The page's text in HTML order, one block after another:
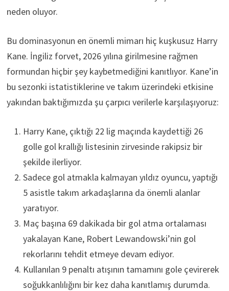
neden oluyor.
Bu dominasyonun en önemli mimarı hiç kuşkusuz Harry
Kane. İngiliz forvet, 2026 yılına girilmesine rağmen
formundan hiçbir şey kaybetmediğini kanıtlıyor. Kane’in
bu sezonki istatistiklerine ve takım üzerindeki etkisine
yakından baktığımızda şu çarpıcı verilerle karşılaşıyoruz:
Harry Kane, çıktığı 22 lig maçında kaydettiği 26
golle gol krallığı listesinin zirvesinde rakipsiz bir
şekilde ilerliyor.
Sadece gol atmakla kalmayan yıldız oyuncu, yaptığı
5 asistle takım arkadaşlarına da önemli alanlar
yaratıyor.
Maç başına 69 dakikada bir gol atma ortalaması
yakalayan Kane, Robert Lewandowski’nin gol
rekorlarını tehdit etmeye devam ediyor.
Kullanılan 9 penaltı atışının tamamını gole çevirerek
soğukkanlılığını bir kez daha kanıtlamış durumda.